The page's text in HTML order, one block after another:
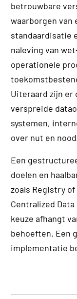
betrouwbare
waarborgen
standaardisatie
naleving van
operationele
Uiteraard zijn er
verspreide
systemen,
over nut en
Een
doelen en
zoals Registry
Centralized
keuze afhangt
behoeften. Een
implementatie